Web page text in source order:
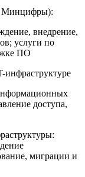
Минцифры):
внедрение,
услуги по
ПО
доступа,
миграции и